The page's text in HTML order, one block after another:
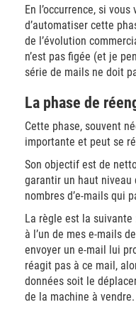
En l’occurrence, si
d’automatiser cette
de l’évolution
n’est pas figée (et je
série de mails ne doit
La phase de
Cette phase, souvent
importante et peut se
Son objectif est de
garantir un haut
nombres d’e-mails qui
La règle est la suivante
à l’un de mes e-mails
envoyer un e-mail lui
réagit pas à ce mail,
données soit le
de la machine à vendre.